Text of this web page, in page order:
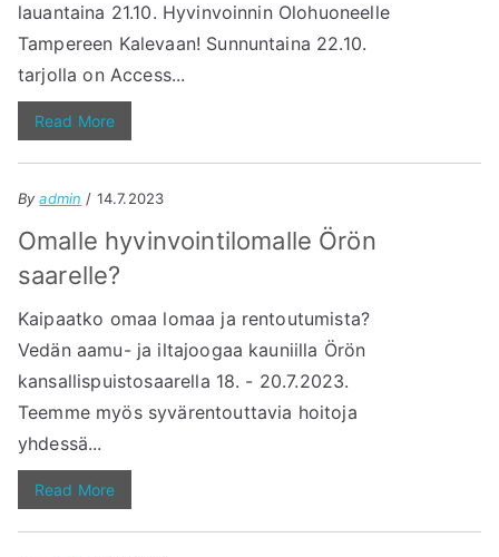
lauantaina 21.10. Hyvinvoinnin Olohuoneelle
Tampereen Kalevaan! Sunnuntaina 22.10.
tarjolla on Access...
Read More
Byadmin / 14.7.2023
Omalle hyvinvointilomalle Örön
saarelle?
Kaipaatko omaa lomaa ja rentoutumista?
Vedän aamu- ja iltajoogaa kauniilla Örön
kansallispuistosaarella 18. - 20.7.2023.
Teemme myös syvärentouttavia hoitoja
yhdessä...
Read More